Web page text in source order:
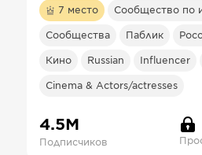
7 место Сообщество по
Сообщества Паблик
Кино Russian Influencer
Cinema & Actors/actresses
4.5М
Подписчиков